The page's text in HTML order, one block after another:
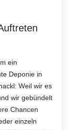
ein
Deponie in
Weil wir es
wir gebündelt
Chancen
einzeln